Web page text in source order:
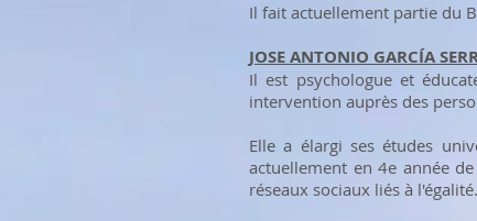
Il fait actuellement partie du
JOSE ANTONIO GARCÍA
Il est psychologue et
intervention auprès des
Elle a élargi ses études
actuellement en 4e année
réseaux sociaux liés à l'égalité.